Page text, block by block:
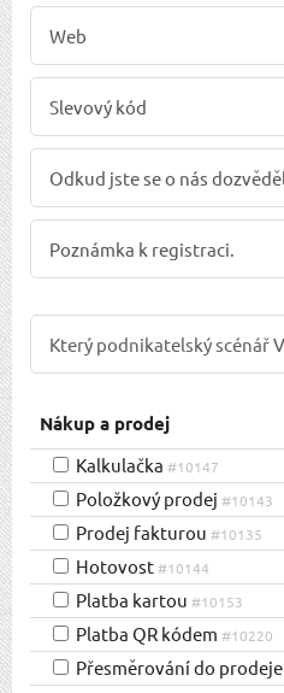
Nákup a prodej
Kalkulačka #10147
Položkový prodej #10143
Prodej fakturou #10135
Hotovost#10144
Platba kartou #10153
Platba QR kódem #10220
Přesměrování do prodeje